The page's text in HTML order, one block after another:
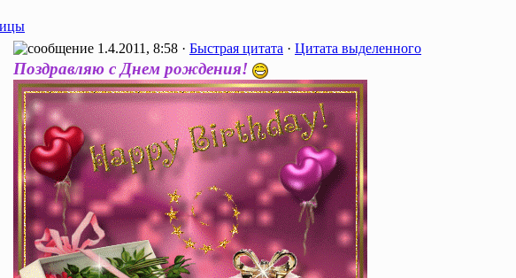
1.4.2011, 8:58 · Быстрая цитата · Цитата выделенного
Поздравляю с Днем рождения!